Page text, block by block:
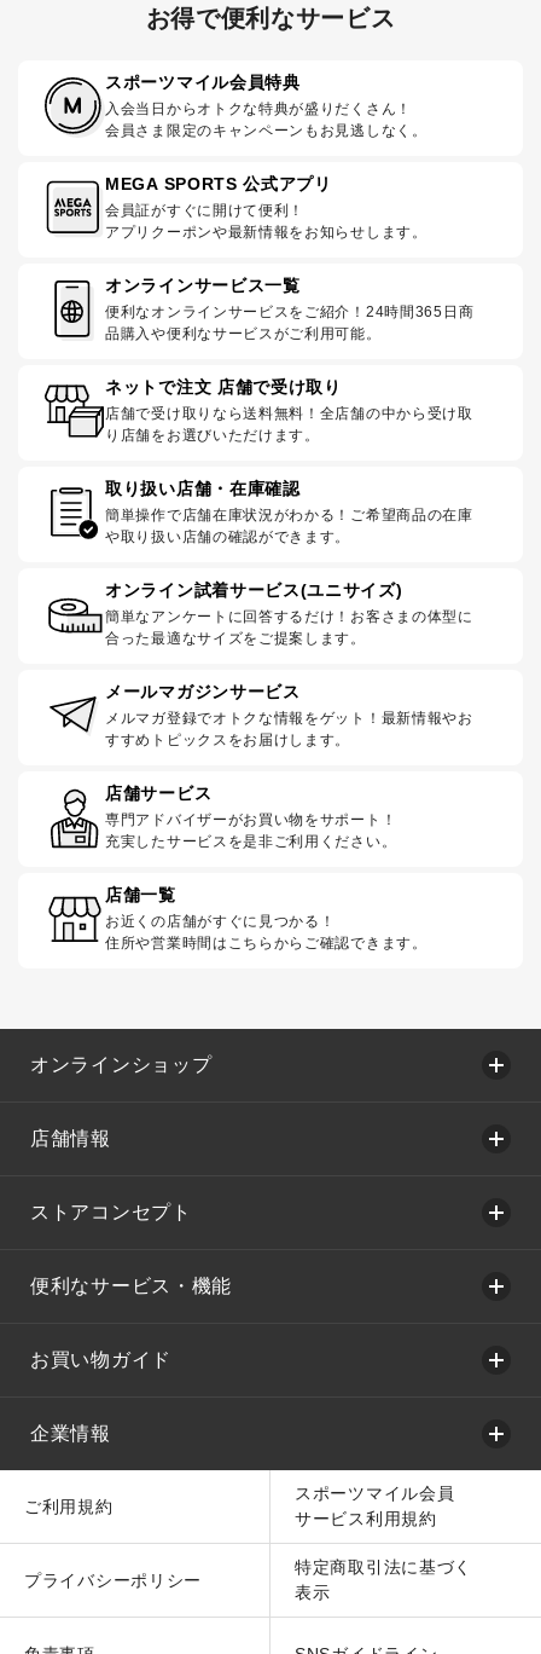
お得で便利なサービス
スポーツマイル会員特典
入会当日からオトクな特典が盛りだくさん！
会員さま限定のキャンペーンもお見逃しなく。
MEGA SPORTS 公式アプリ
会員証がすぐに開けて便利！
アプリクーポンや最新情報をお知らせします。
オンラインサービス一覧
便利なオンラインサービスをご紹介！24時間365日商
品購入や便利なサービスがご利用可能。
ネットで注文 店舗で受け取り
店舗で受け取りなら送料無料！全店舗の中から受け取
り店舗をお選びいただけます。
取り扱い店舗・在庫確認
簡単操作で店舗在庫状況がわかる！ご希望商品の在庫
や取り扱い店舗の確認ができます。
オンライン試着サービス(ユニサイズ)
簡単なアンケートに回答するだけ！お客さまの体型に
合った最適なサイズをご提案します。
メールマガジンサービス
メルマガ登録でオトクな情報をゲット！最新情報やお
すすめトピックスをお届けします。
店舗サービス
専門アドバイザーがお買い物をサポート！
充実したサービスを是非ご利用ください。
店舗一覧
お近くの店舗がすぐに見つかる！
住所や営業時間はこちらからご確認できます。
オンラインショップ
店舗情報
ストアコンセプト
便利なサービス・機能
お買い物ガイド
企業情報
ご利用規約
スポーツマイル会員
サービス利用規約
プライバシーポリシー
特定商取引法に基づく
表示